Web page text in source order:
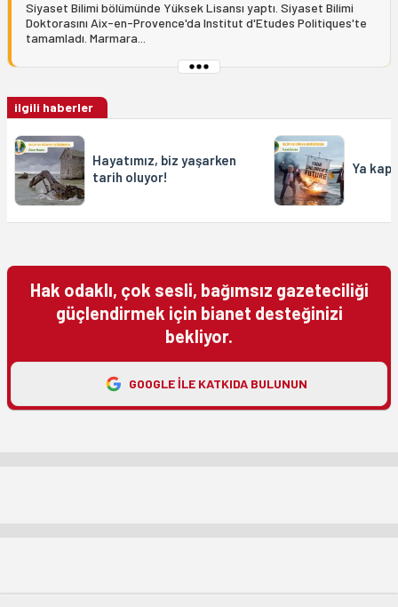
Siyaset Bilimi bölümünde Yüksek Lisansı yaptı. Siyaset Bilimi
Doktorasını Aix-en-Provence'da Institut d'Etudes Politiques'te
tamamladı. Marmara...
ilgili haberler
Hayatımız, biz yaşarken
tarih oluyor!
Ya
Hak odaklı, çok sesli, bağımsız gazeteciliği
güçlendirmek için bianet desteğinizi
bekliyor.
GOOGLE ILE KATKIDA BULUNUN